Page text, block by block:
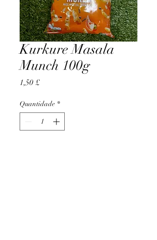
Kurkure Masala
Munch 100g
1,50 £Preço
Quantidade *